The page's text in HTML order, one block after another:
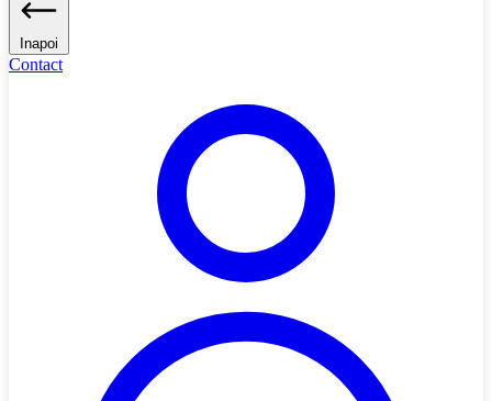
Inapoi
Contact